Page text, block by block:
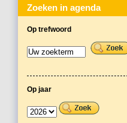
Zoeken in agenda
Op trefwoord
Op jaar